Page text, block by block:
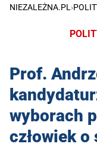
NIEZALEŻNA.PL ›
Prof.
wyborach
człowiek